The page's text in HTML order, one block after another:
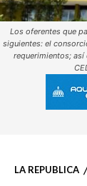
Los oferentes que
siguientes: el
requerimientos; así
LA REPUBLICA